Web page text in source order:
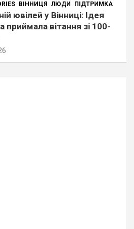
ВІННИЦЯ ЛЮДИ ПІДТРИМКА
ювілей у Вінниці: Ідея
приймала вітання зі 100-